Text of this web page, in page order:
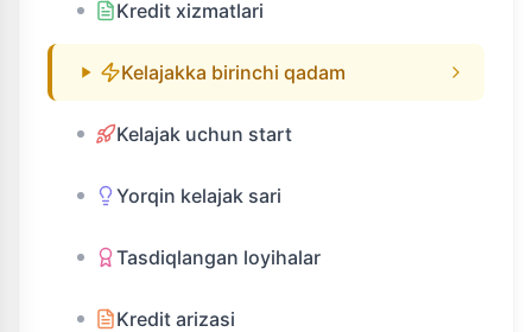
Kredit xizmatlari
Kelajakka birinchi qadam
Kelajak uchun start
Yorqin kelajak sari
Tasdiqlangan loyihalar
Kredit arizasi